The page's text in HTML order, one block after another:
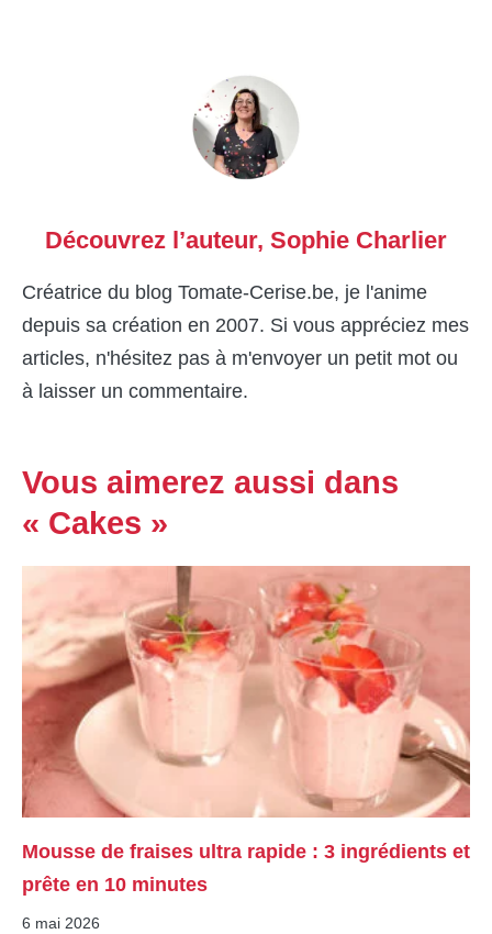
Découvrez l’auteur, Sophie Charlier
Créatrice du blog Tomate-Cerise.be, je l'anime
depuis sa création en 2007. Si vous appréciez mes
articles, n'hésitez pas à m'envoyer un petit mot ou
à laisser un commentaire.
Vous aimerez aussi dans
« Cakes »
Mousse de fraises ultra rapide : 3 ingrédients et
prête en 10 minutes
6 mai 2026